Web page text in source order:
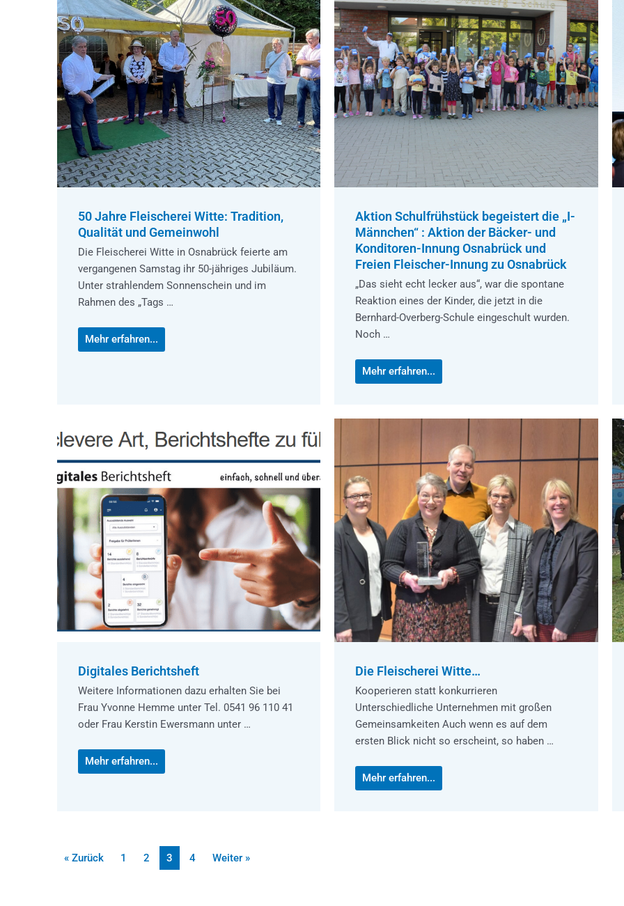
50 Jahre Fleischerei Witte: Tradition,
Qualität und Gemeinwohl
Die Fleischerei Witte in Osnabrück feierte am
vergangenen Samstag ihr 50-jähriges Jubiläum.
Unter strahlendem Sonnenschein und im
Rahmen des „Tags …
Mehr erfahren...
Aktion Schulfrühstück begeistert die „I-
Männchen“ : Aktion der Bäcker- und
Konditoren-Innung Osnabrück und
Freien Fleischer-Innung zu Osnabrück
„Das sieht echt lecker aus“, war die spontane
Reaktion eines der Kinder, die jetzt in die
Bernhard-Overberg-Schule eingeschult wurden.
Noch …
Mehr erfahren...
Digitales Berichtsheft
Weitere Informationen dazu erhalten Sie bei
Frau Yvonne Hemme unter Tel. 0541 96 110 41
oder Frau Kerstin Ewersmann unter …
Mehr erfahren...
Die Fleischerei Witte…
Kooperieren statt konkurrieren
Unterschiedliche Unternehmen mit großen
Gemeinsamkeiten Auch wenn es auf dem
ersten Blick nicht so erscheint, so haben …
Mehr erfahren...
« Zurück 1 2 3 4 Weiter »